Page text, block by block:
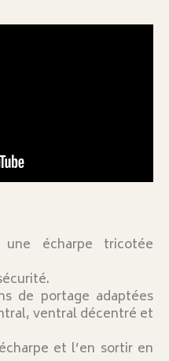
écharpe tricotée
de portage adaptées
ventral décentré et
et l’en sortir en